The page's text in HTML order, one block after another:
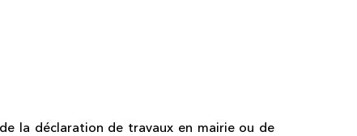
la déclaration de travaux en mairie ou de